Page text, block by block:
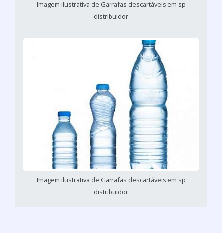
Imagem ilustrativa de Garrafas descartáveis em sp
distribuidor
Imagem ilustrativa de Garrafas descartáveis em sp
distribuidor